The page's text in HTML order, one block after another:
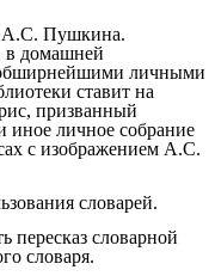
Пушкина.
домашней
личными
ставит на
призванный
иное личное собрание
с изображением А.С.
словарей.
пересказ словарной
словаря.